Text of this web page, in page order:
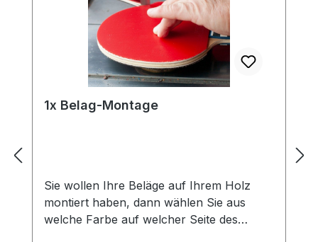
1x Belag-Montage
Sie wollen Ihre Beläge auf Ihrem Holz
montiert haben, dann wählen Sie aus
welche Farbe auf welcher Seite des